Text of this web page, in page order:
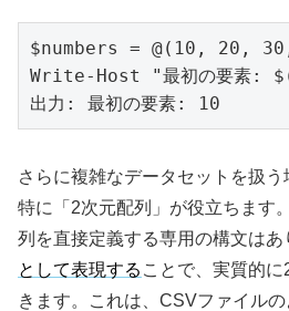
$numbers = @(10, 20,
Write-Host "最初の要素:
さらに複雑なデータセットを扱う
特に「2次元配列」が役立ちます
列を直接定義する専用の構文はあ
として表現する ことで、実質的
きます。これは、CSVファイル